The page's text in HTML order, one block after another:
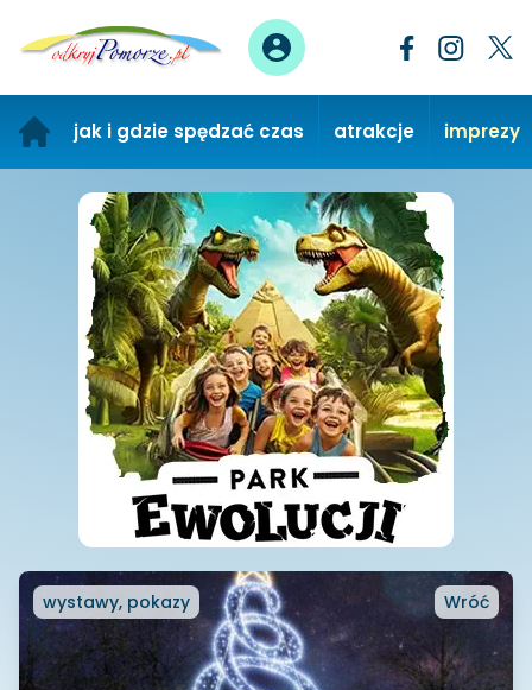
jak i gdzie spędzać czas atrakcje imprezy
wystawy, pokazy Wróć